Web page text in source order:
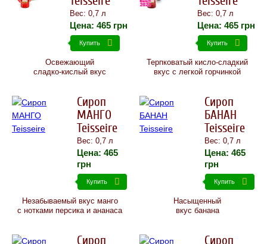
Вес: 0,7 л
Цена: 465грн
Купить
Освежающий
сладко-кислый вкус
Вес: 0,7 л
Цена: 465грн
Купить
Терпковатый кисло-сладкий
вкус с легкой горчинкой
Сироп
МАНГО
Teisseire
Вес: 0,7 л
Цена: 465
грн
Купить
Незабываемый вкус манго
с нотками персика и ананаса
Сироп
БАНАН
Teisseire
Вес: 0,7 л
Цена: 465
грн
Купить
Насыщенный
вкус банана
Сироп
Сироп